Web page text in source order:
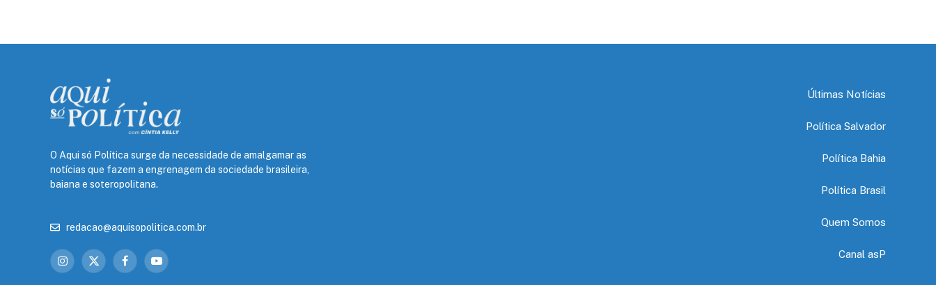
O Aqui só Política surge da necessidade de amalgamar as
notícias que fazem a engrenagem da sociedade brasileira,
baiana e soteropolitana.
redacao@aquisopolitica.com.br
Instagram
X
FacebookYouTube
Últimas Notícias
Política Salvador
Política Bahia
Política Brasil
Quem Somos
Canal asP